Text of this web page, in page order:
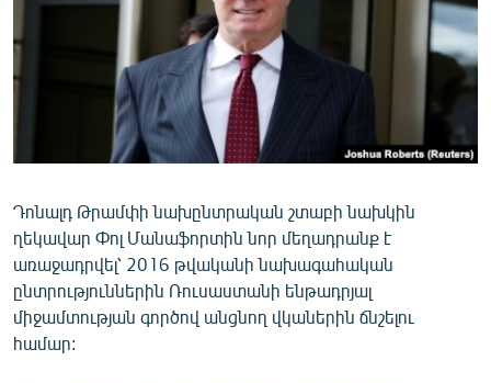
ՄԵԿՆԱԲԱՆՈՒԹՅՈՒՆ
ՏՏ ԵՒ ԻՆՏԵՐՆԵՏ
ԱՐԽԻՎ
ՏԵՍԱՆՅՈՒԹԵՐ
ԲԱՆԱՎԵՃ
ՁԳՏԵԼՈՎ ԼԱՎԱԳՈՒՅՆԻՆ
Դոնալդ Թրամփի նախընտրական շտաբի նախկին
ղեկավար Փոլ Մանաֆորտին նոր մեղադրանք է
առաջադրվել՝ 2016 թվականի նախագահական
ընտրություններին Ռուսաստանի ենթադրյալ
միջամտության գործով անցնող վկաներին ճնշելու
համար: